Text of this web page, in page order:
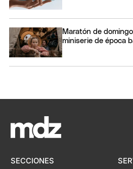
Maratón de
miniserie de época
SECCIONES